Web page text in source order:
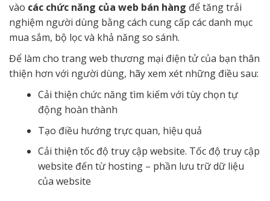
vào các chức năng của web bán hàng để tăng trải
nghiệm người dùng bằng cách cung cấp các danh mục
mua sắm, bộ lọc và khả năng so sánh.
Để làm cho trang web thương mại điện tử của bạn thân
thiện hơn với người dùng, hãy xem xét những điều sau:
Cải thiện chức năng tìm kiếm với tùy chọn tự
động hoàn thành
Tạo điều hướng trực quan, hiệu quả
Cải thiện tốc độ truy cập website. Tốc độ truy cập
website đến từ hosting – phần lưu trữ dữ liệu
của website